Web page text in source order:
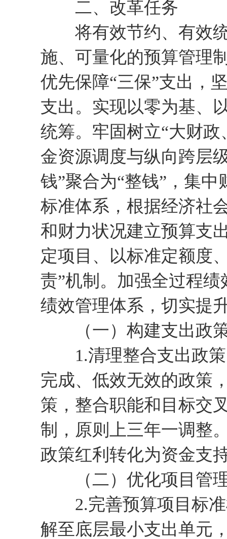
二、改革任务
将有效节约、有效统
施、可量化的预算管理
优先保障“三保”支出，
支出。实现以零为基、
统筹。牢固树立“大财
金资源调度与纵向跨层
钱”聚合为“整钱”，集
标准体系，根据经济社
和财力状况建立预算支
定项目、以标准定额度
责”机制。加强全过程
绩效管理体系，切实提
（一）构建支出政
1.清理整合支出政策
完成、低效无效的政策
策，整合职能和目标交
制，原则上三年一调整
政策红利转化为资金支
（二）优化项目管
2.完善预算项目标准
解至底层最小支出单元